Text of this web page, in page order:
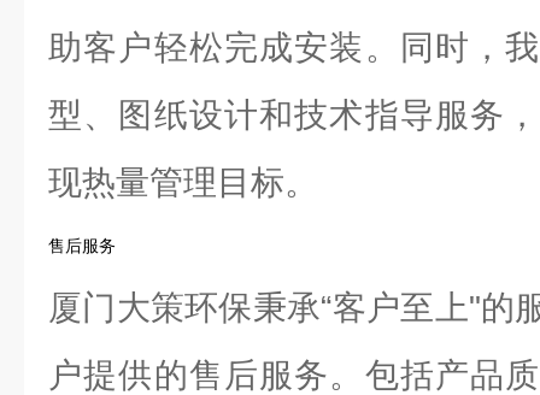
助客户轻松完成安装。同时，
型、图纸设计和技术指导服务
现热量管理目标。
售后服务
厦门大策环保秉承“客户至上"的
户提供的售后服务。包括产品